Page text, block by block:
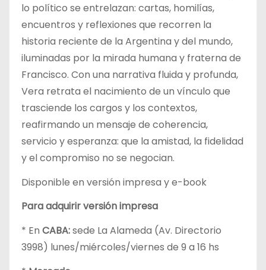
lo político se entrelazan: cartas, homilías,
encuentros y reflexiones que recorren la
historia reciente de la Argentina y del mundo,
iluminadas por la mirada humana y fraterna de
Francisco. Con una narrativa fluida y profunda,
Vera retrata el nacimiento de un vínculo que
trasciende los cargos y los contextos,
reafirmando un mensaje de coherencia,
servicio y esperanza: que la amistad, la fidelidad
y el compromiso no se negocian.
Disponible en versión impresa y e-book
Para adquirir versión impresa
* En CABA:sede La Alameda (Av. Directorio
3998) lunes/miércoles/viernes de 9 a 16 hs